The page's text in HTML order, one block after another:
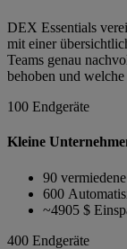
DEX Essentials
mit einer
Teams genau
behoben und
100 Endgeräte
Kleine
90
600
~4905 $
400 Endgeräte